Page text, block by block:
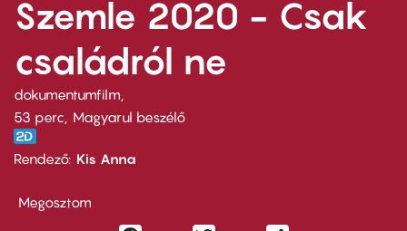
Szemle 2020 - Csak
családról ne
dokumentumfilm
53 perc,
Magyarul beszélő
Rendező Kis Anna
Megosztom